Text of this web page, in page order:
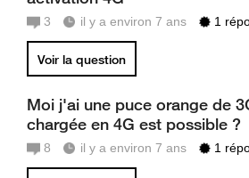
3 il y a environ 7 ans 1
Voir la question
Moi j'ai une puce orange de
chargée en 4G est possible ?
8 il y a environ 7 ans 1